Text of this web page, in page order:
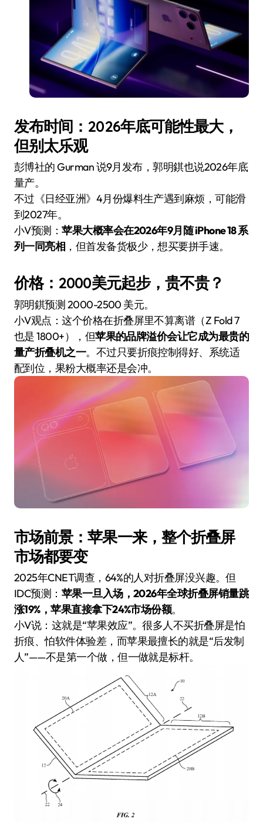
发布时间：2026年底可能性最大，
但别太乐观
彭博社的 Gurman 说9月发布，郭明錤也说2026年底
量产。
不过《日经亚洲》4月份爆料生产遇到麻烦，可能滑
到2027年。
小V预测：苹果大概率会在2026年9月随 iPhone 18 系
列一同亮相 ，但首发备货极少，想买要拼手速。
价格：2000美元起步，贵不贵？
郭明錤预测 2000-2500 美元。
小V观点：这个价格在折叠屏里不算离谱（Z Fold 7
也是 1800+），但苹果的品牌溢价会让它成为最贵的
量产折叠机之一。不过只要折痕控制得好、系统适
配到位，果粉大概率还是会冲。
市场前景：苹果一来，整个折叠屏
市场都要变
2025年CNET调查，64%的人对折叠屏没兴趣。但
IDC预测： 苹果一旦入场，2026年全球折叠屏销量跳
涨19%，苹果直接拿下24%市场份额。
小V说：这就是“苹果效应”。很多人不买折叠屏是怕
折痕、怕软件体验差，而苹果最擅长的就是“后发制
人”——不是第一个做，但一做就是标杆。